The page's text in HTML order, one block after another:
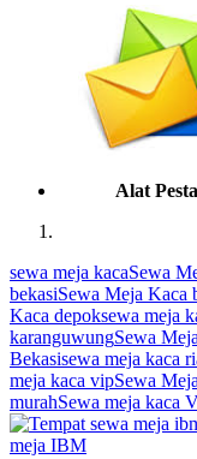
Alat
sewa meja kacaSewa
bekasiSewa Meja Kaca
Kaca depoksewa meja
karanguwungSewa
Bekasisewa meja kaca
meja kaca vipSewa
murahSewa meja kaca
meja IBM